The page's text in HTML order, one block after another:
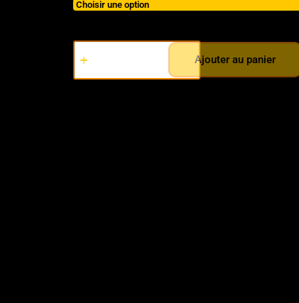
Ajouter au panier